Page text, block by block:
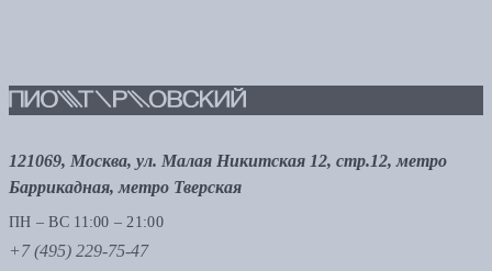
121069, Москва, ул. Малая Никитская 12, стр.12, метро
Баррикадная, метро Тверская
ПН – ВС 11:00 – 21:00
+7 (495) 229-75-47